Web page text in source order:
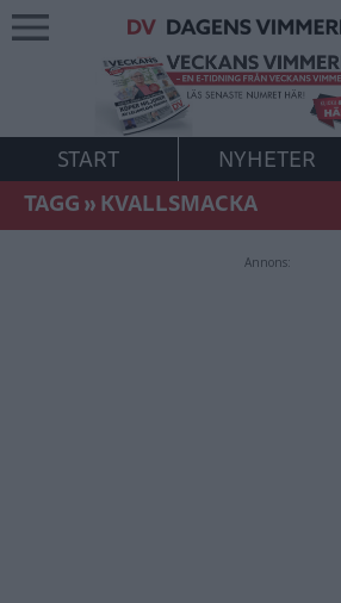
START NYHETER
TAGG»KVALLSMACKA
Annons: